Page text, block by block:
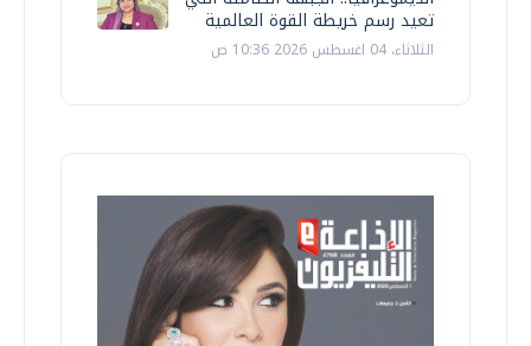
تعيد رسم خريطة القوة العالمية
الثلاثاء، 04 اغسطس 2026 10:36 ص